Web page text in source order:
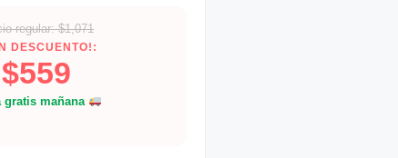
regular: $1,071
DESCUENTO!:
$559
gratis mañana